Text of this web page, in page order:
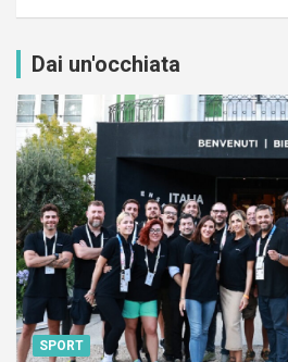
Dai un'occhiata
SPORT